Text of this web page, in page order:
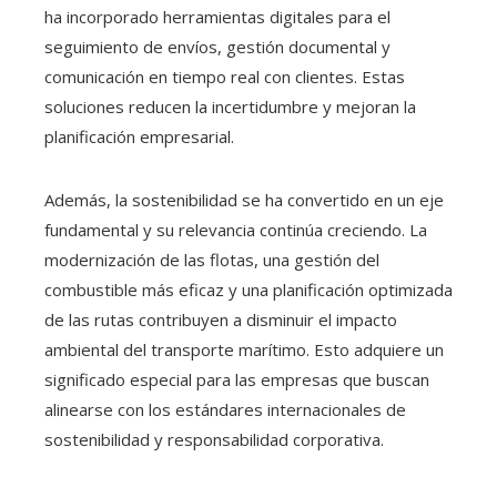
ha incorporado herramientas digitales para el
seguimiento de envíos, gestión documental y
comunicación en tiempo real con clientes. Estas
soluciones reducen la incertidumbre y mejoran la
planificación empresarial.
Además, la sostenibilidad se ha convertido en un eje
fundamental y su relevancia continúa creciendo. La
modernización de las flotas, una gestión del
combustible más eficaz y una planificación optimizada
de las rutas contribuyen a disminuir el impacto
ambiental del transporte marítimo. Esto adquiere un
significado especial para las empresas que buscan
alinearse con los estándares internacionales de
sostenibilidad y responsabilidad corporativa.